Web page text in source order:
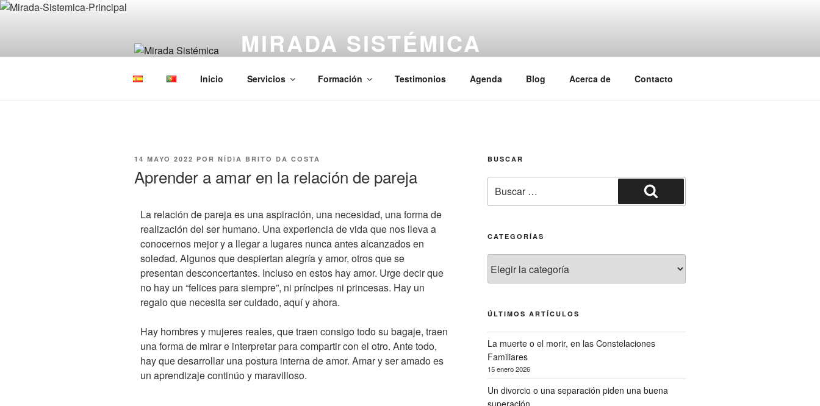
MIRADA SISTÉMICA
Inicio Servicios Formación Testimonios Agenda Blog Acerca de Contacto
14 MAYO 2022 POR NÍDIA BRITO DA COSTA
Aprender a amar en la relación de pareja
La relación de pareja es una aspiración, una necesidad, una forma de
realización del ser humano. Una experiencia de vida que nos lleva a
conocernos mejor y a llegar a lugares nunca antes alcanzados en
soledad. Algunos que despiertan alegría y amor, otros que se
presentan desconcertantes. Incluso en estos hay amor. Urge decir que
no hay un “felices para siempre”, ni príncipes ni princesas. Hay un
regalo que necesita ser cuidado, aquí y ahora.
Hay hombres y mujeres reales, que traen consigo todo su bagaje, traen
una forma de mirar e interpretar para compartir con el otro. Ante todo,
hay que desarrollar una postura interna de amor. Amar y ser amado es
un aprendizaje continúo y maravilloso.
BUSCAR
CATEGORÍAS
ÚLTIMOS ARTÍCULOS
La muerte o el morir, en las Constelaciones
Familiares
15 enero 2026
Un divorcio o una separación piden una buena